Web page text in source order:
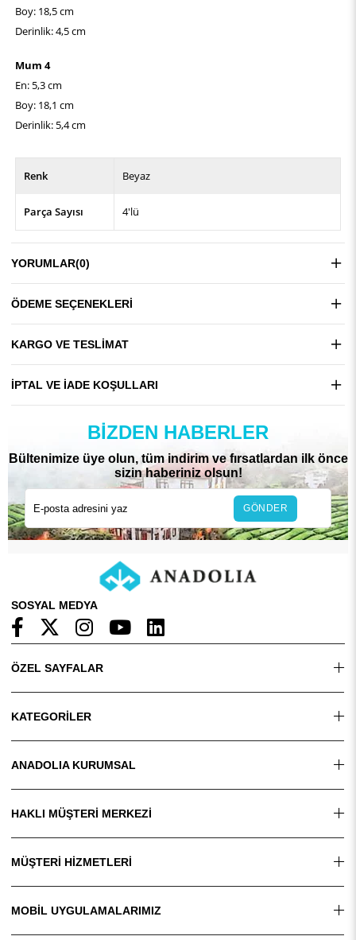
Boy: 18,5 cm
Derinlik: 4,5 cm
Mum 4
En: 5,3 cm
Boy: 18,1 cm
Derinlik: 5,4 cm
Renk Beyaz
Parça Sayısı 4'lü
YORUMLAR(0)
ÖDEME SEÇENEKLERI
KARGO VE TESLIMAT
İPTAL VE İADE KOŞULLARI
BIZDEN HABERLER
Bültenimize üye olun, tüm indirim ve fırsatlardan ilk önce
sizin haberiniz olsun!
GÖNDER
SOSYAL MEDYA
ÖZEL SAYFALAR
KATEGORİLER
ANADOLIA KURUMSAL
HAKLI MÜŞTERİ MERKEZİ
MÜŞTERİ HİZMETLERİ
MOBİL UYGULAMALARIMIZ